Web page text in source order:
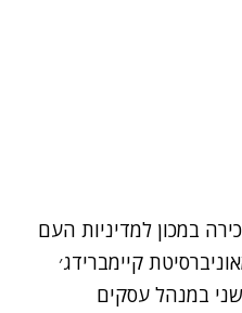
במכון למדיניות העם
קיימברידג׳
במנהל עסקים